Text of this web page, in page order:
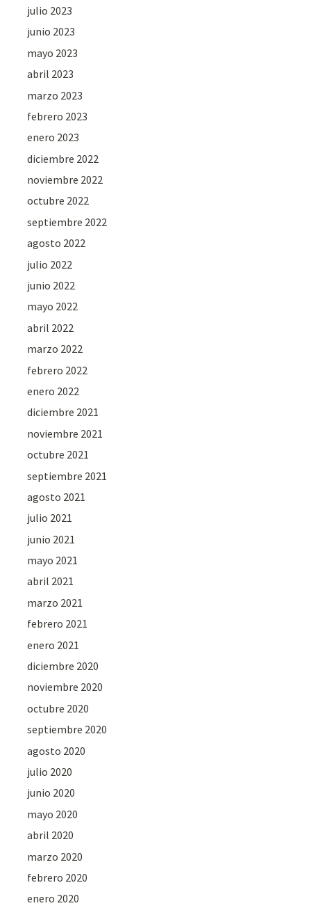
julio 2023
junio 2023
mayo 2023
abril 2023
marzo 2023
febrero 2023
enero 2023
diciembre 2022
noviembre 2022
octubre 2022
septiembre 2022
agosto 2022
julio 2022
junio 2022
mayo 2022
abril 2022
marzo 2022
febrero 2022
enero 2022
diciembre 2021
noviembre 2021
octubre 2021
septiembre 2021
agosto 2021
julio 2021
junio 2021
mayo 2021
abril 2021
marzo 2021
febrero 2021
enero 2021
diciembre 2020
noviembre 2020
octubre 2020
septiembre 2020
agosto 2020
julio 2020
junio 2020
mayo 2020
abril 2020
marzo 2020
febrero 2020
enero 2020